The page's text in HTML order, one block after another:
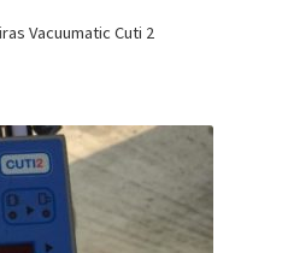
Vacuumatic Cuti 2